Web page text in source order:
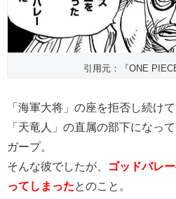
引用元：『ONE
「海軍大将」の座を拒否し続け
「天竜人」の直属の部下になっ
ガープ。
そんな彼でしたが、
ゴッドバレ
ってしまったとのこと。